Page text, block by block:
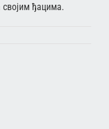
својим ђацима.